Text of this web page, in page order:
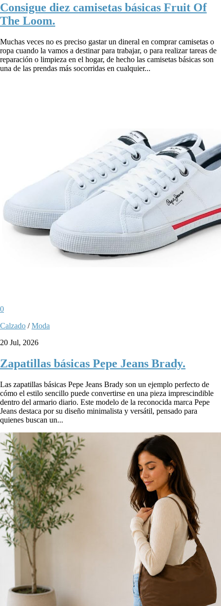
Consigue diez camisetas básicas Fruit Of
The Loom.
Muchas veces no es preciso gastar un dineral en comprar camisetas o
ropa cuando la vamos a destinar para trabajar, o para realizar tareas de
reparación o limpieza en el hogar, de hecho las camisetas básicas son
una de las prendas más socorridas en cualquier...
0
Calzado /Moda
20 Jul, 2026
Zapatillas básicas Pepe Jeans Brady.
Las zapatillas básicas Pepe Jeans Brady son un ejemplo perfecto de
cómo el estilo sencillo puede convertirse en una pieza imprescindible
dentro del armario diario. Este modelo de la reconocida marca Pepe
Jeans destaca por su diseño minimalista y versátil, pensado para
quienes buscan un...